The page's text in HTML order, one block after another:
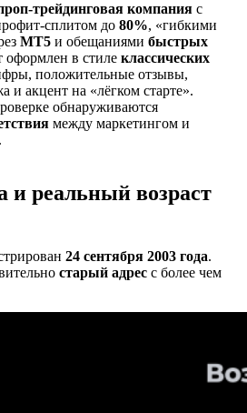
трейдинговая компания с
сплитом до 80%, «гибкими
MT5 и обещаниями быстрых
оформлен в стиле классических
положительные отзывы,
и акцент на «лёгком старте».
обнаруживаются
между маркетингом и
и реальный возраст
24 сентября 2003 года.
старый адрес с более чем